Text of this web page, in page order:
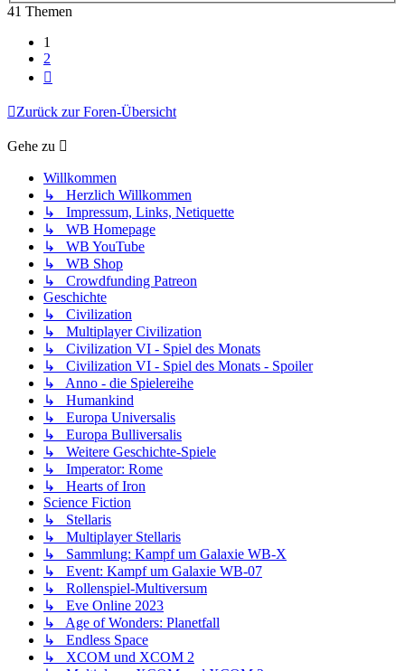
41 Themen
1
2
Zurück zur Foren-Übersicht
Gehe zu
Willkommen
↳ Herzlich Willkommen
↳ Impressum, Links, Netiquette
↳ WB Homepage
↳ WB YouTube
↳ WB Shop
↳ Crowdfunding Patreon
Geschichte
↳ Civilization
↳ Multiplayer Civilization
↳ Civilization VI - Spiel des Monats
↳ Civilization VI - Spiel des Monats - Spoiler
↳ Anno - die Spielereihe
↳ Humankind
↳ Europa Universalis
↳ Europa Bulliversalis
↳ Weitere Geschichte-Spiele
↳ Imperator: Rome
↳ Hearts of Iron
Science Fiction
↳ Stellaris
↳ Multiplayer Stellaris
↳ Sammlung: Kampf um Galaxie WB-X
↳ Event: Kampf um Galaxie WB-07
↳ Rollenspiel-Multiversum
↳ Eve Online 2023
↳ Age of Wonders: Planetfall
↳ Endless Space
↳ XCOM und XCOM 2